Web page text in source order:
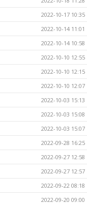
2022-10-17 10:35
2022-10-14 11:01
2022-10-14 10:58
2022-10-10 12:55
2022-10-10 12:15
2022-10-10 12:07
2022-10-03 15:13
2022-10-03 15:08
2022-10-03 15:07
2022-09-28 16:25
2022-09-27 12:58
2022-09-27 12:57
2022-09-22 08:18
2022-09-20 09:00